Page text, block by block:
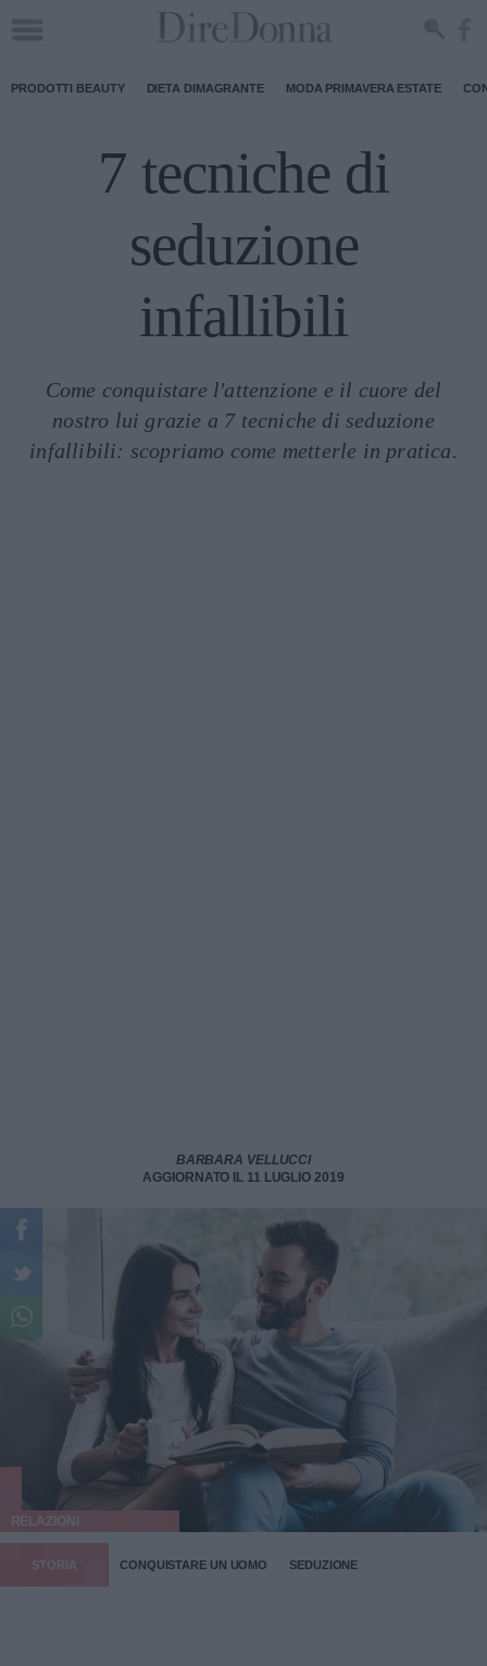
PRODOTTI BEAUTY DIETA DIMAGRANTE MODA PRIMAVERA ESTATE
7 tecniche di
seduzione
infallibili
Come conquistare l'attenzione e il cuore del
nostro lui grazie a 7 tecniche di seduzione
infallibili: scopriamo come metterle in pratica.
BARBARA VELLUCCI
AGGIORNATO IL 11 LUGLIO 2019
RELAZIONI
STORIA CONQUISTARE UN UOMO SEDUZIONE